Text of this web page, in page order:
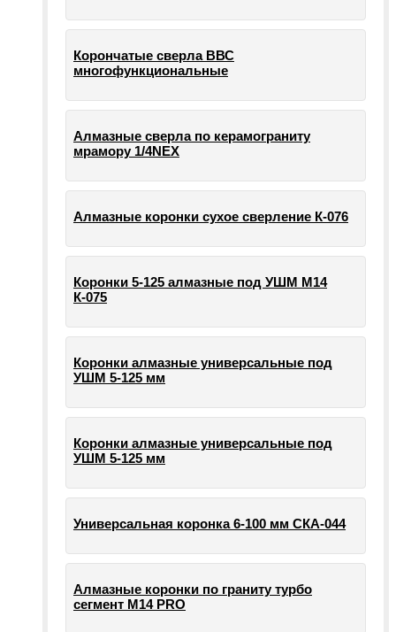
Корончатые сверла ВВС
многофункциональные
Алмазные сверла по керамограниту
мрамору 1/4NEX
Алмазные коронки сухое сверление К-076
Коронки 5-125 алмазные под УШМ М14
К-075
Коронки алмазные универсальные под
УШМ 5-125 мм
Коронки алмазные универсальные под
УШМ 5-125 мм
Универсальная коронка 6-100 мм СКА-044
Алмазные коронки по граниту турбо
сегмент М14 PRO